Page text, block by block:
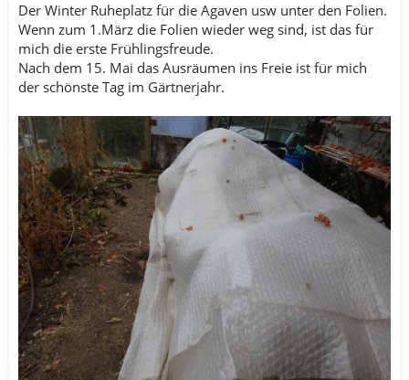
Der Winter Ruheplatz für die Agaven usw unter den Folien.
Wenn zum 1.März die Folien wieder weg sind, ist das für
mich die erste Frühlingsfreude.
Nach dem 15. Mai das Ausräumen ins Freie ist für mich
der schönste Tag im Gärtnerjahr.